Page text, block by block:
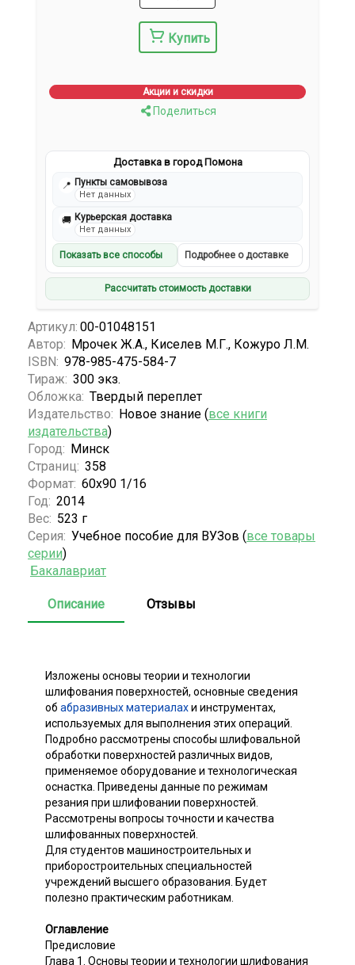
Купить
Акции и скидки
Поделиться
Доставка в город Помона
📍 Пункты самовывоза
Нет данных
🚚 Курьерская доставка
Нет данных
Показать все способы Подробнее о доставке
Рассчитать стоимость доставки
Артикул: 00-01048151
Автор: Мрочек Ж.А., Киселев М.Г., Кожуро Л.М.
ISBN: 978-985-475-584-7
Тираж: 300 экз.
Обложка: Твердый переплет
Издательство: Новое знание (все книги
издательства)
Город: Минск
Страниц: 358
Формат: 60х90 1/16
Год: 2014
Вес: 523 г
Серия: Учебное пособие для ВУЗов (все товары
серии)
Бакалавриат
Описание Отзывы
Изложены основы теории и технологии
шлифования поверхностей, основные сведения
об абразивных материалахи инструментах,
используемых для выполнения этих операций.
Подробно рассмотрены способы шлифовальной
обработки поверхностей различных видов,
применяемое оборудование и технологическая
оснастка. Приведены данные по режимам
резания при шлифовании поверхностей.
Рассмотрены вопросы точности и качества
шлифованных поверхностей.
Для студентов машиностроительных и
приборостроительных специальностей
учреждений высшего образования. Будет
полезно практическим работникам.
Оглавление
Предисловие
Глава 1. Основы теории и технологии шлифования